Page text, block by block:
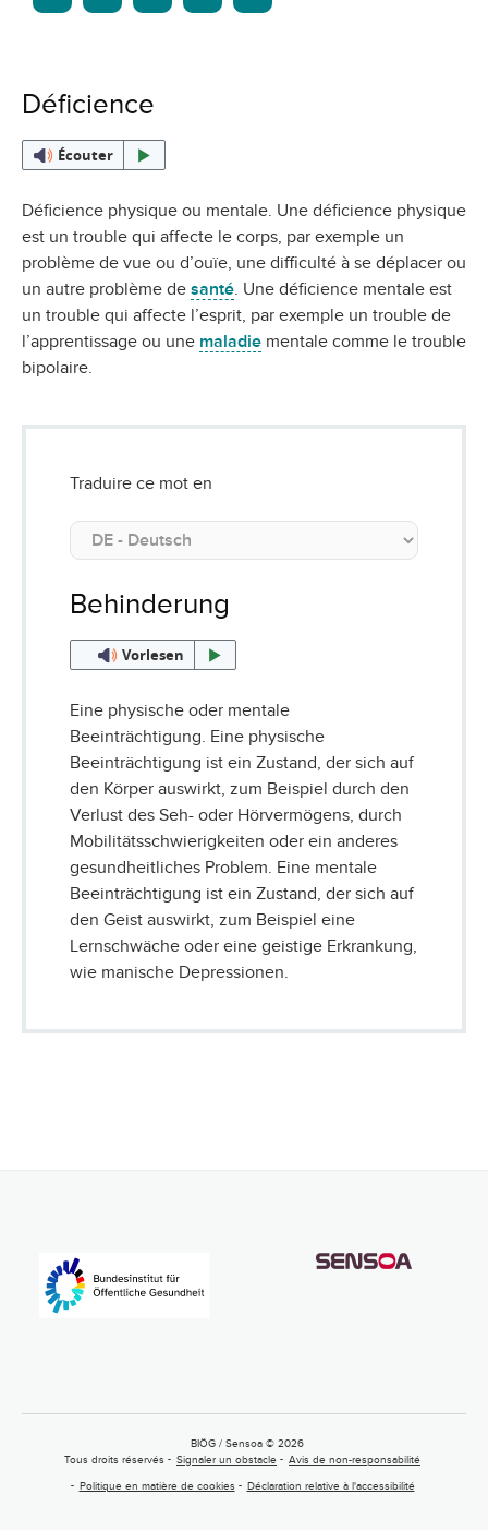
Déficience
Écouter
Déficience physique ou mentale. Une déficience physique
est un trouble qui affecte le corps, par exemple un
problème de vue ou d’ouïe, une difficulté à se déplacer ou
un autre problème de santé. Une déficience mentale est
un trouble qui affecte l’esprit, par exemple un trouble de
l’apprentissage ou une maladie mentale comme le trouble
bipolaire.
Traduire ce mot en
Behinderung
Vorlesen
Eine physische oder mentale
Beeinträchtigung. Eine physische
Beeinträchtigung ist ein Zustand, der sich auf
den Körper auswirkt, zum Beispiel durch den
Verlust des Seh- oder Hörvermögens, durch
Mobilitätsschwierigkeiten oder ein anderes
gesundheitliches Problem. Eine mentale
Beeinträchtigung ist ein Zustand, der sich auf
den Geist auswirkt, zum Beispiel eine
Lernschwäche oder eine geistige Erkrankung,
wie manische Depressionen.
BIÖG / Sensoa © 2026
Tous droits réservés
Signaler un obstacle Avis de non-responsabilité
Politique en matière de cookies Déclaration relative à l'accessibilité